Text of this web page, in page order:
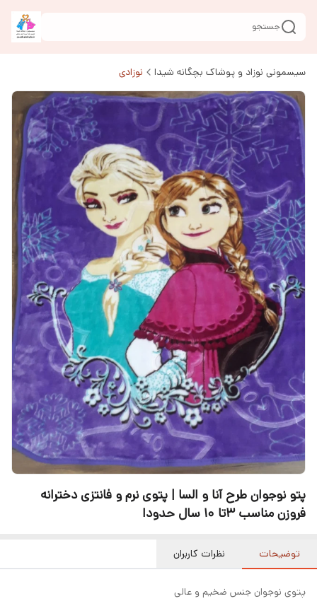
جستجو
سیسمونی نوزاد و پوشاک بچگانه شیدا نوزادی
پتو نوجوان طرح آنا و السا | پتوی نرم و فانتزی دخترانه
فروزن مناسب ۳تا ۱۰ سال حدودا
توضیحات نظرات کاربران
پتوی نوجوان جنس ضخیم و عالی